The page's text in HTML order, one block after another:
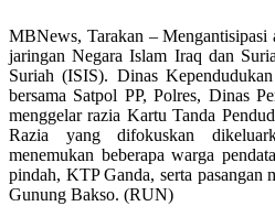
MBNews, Tarakan – Mengantisipasi
jaringan Negara Islam Iraq dan
Suriah (ISIS). Dinas
bersama Satpol PP, Polres, Dinas
menggelar razia Kartu Tanda
Razia yang difokuskan
menemukan beberapa warga
pindah, KTP Ganda, serta pasangan
Gunung Bakso. (RUN)